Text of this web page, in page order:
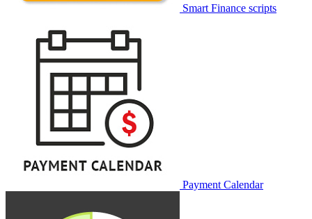
Smart Finance scripts
Payment Calendar